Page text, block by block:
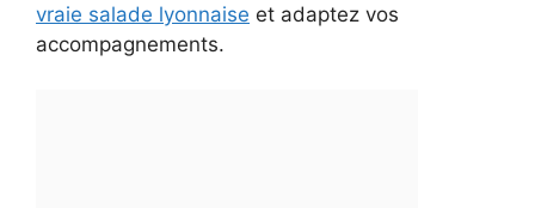
vraie salade lyonnaise et adaptez vos
accompagnements.